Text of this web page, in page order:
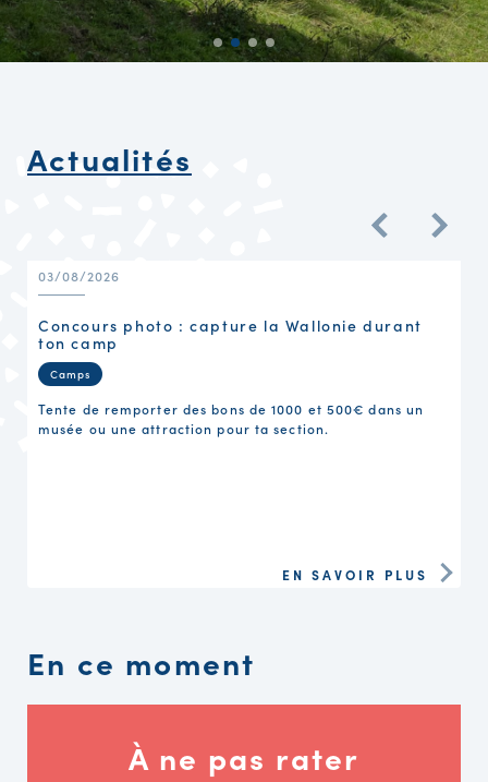
Actualités
03/08/2026
Concours photo : capture la Wallonie durant
ton camp
Camps
Tente de remporter des bons de 1000 et 500€ dans un
musée ou une attraction pour ta section.
EN SAVOIR PLUS
En ce moment
À ne pas rater